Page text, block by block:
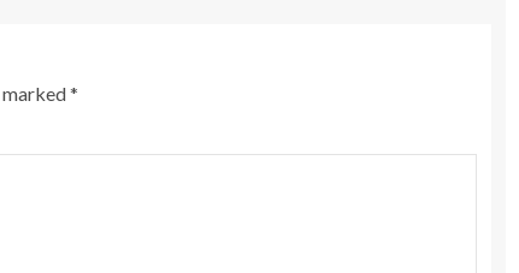
marked*